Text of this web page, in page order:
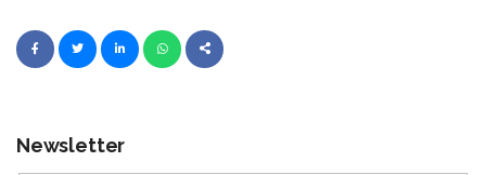
Newsletter